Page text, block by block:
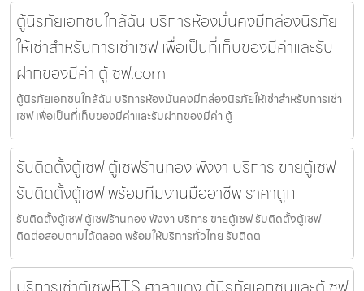
ตู้นิรภัยเอกชนใกล้ฉัน บริการห้องมั่นคงมีกล่องนิรภัย
ให้เช่าสำหรับการเช่าเซฟ เพื่อเป็นที่เก็บของมีค่าและรับ
ฝากของมีค่า ตู้เซฟ.com
ตู้นิรภัยเอกชนใกล้ฉัน บริการห้องมั่นคงมีกล่องนิรภัยให้เช่าสำหรับการเช่า
เซฟ เพื่อเป็นที่เก็บของมีค่าและรับฝากของมีค่า ตู้
รับติดตั้งตู้เซฟ ตู้เซฟร้านทอง พังงา บริการ ขายตู้เซฟ
รับติดตั้งตู้เซฟ พร้อมทีมงานมืออาชีพ ราคาถูก
รับติดตั้งตู้เซฟ ตู้เซฟร้านทอง พังงา บริการ ขายตู้เซฟ รับติดตั้งตู้เซฟ
ติดต่อสอบถามได้ตลอด พร้อมให้บริการทั่วไทย รับติดต